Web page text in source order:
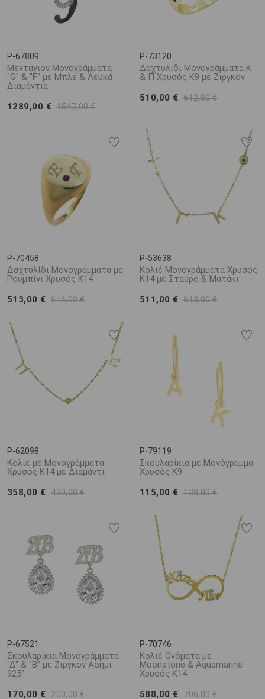
P-67809
Μενταγιόν Μονογράμματα
"G" & "F" με Μπλε & Λευκά
Διαμάντια
1289,00 € 1547,00 €
P-73120
Δαχτυλίδι Μονογράμματα Κ
& Π Χρυσός Κ9 με Ζιργκόν
510,00 € 612,00 €
P-70458
Δαχτυλίδι Μονογράμματα με
Ρουμπίνι Χρυσός Κ14
513,00 € 616,00 €
P-53638
Κολιέ Μονογράμματα Χρυσός
Κ14 με Σταυρό & Ματάκι
511,00 € 613,00 €
P-62098
Κολιέ με Μονογράμματα
Χρυσός Κ14 με Διαμάντι
358,00 € 430,00 €
P-79119
Σκουλαρίκια με Μονόγραμμα
Χρυσός Κ9
115,00 € 138,00 €
P-67521
Σκουλαρίκια Μονογράμματα
"Δ" & "Β" με Ζιργκόν Ασήμι
925°
170,00 € 200,00 €
P-70746
Κολιέ Ονόματα με
Moonstone & Aquamarine
Χρυσός Κ14
588,00 € 706,00 €